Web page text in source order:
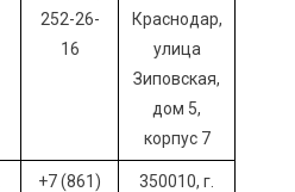
252-26-
16
Краснодар,
улица
Зиповская,
дом 5,
корпус 7
+7 (861)
350010, г.